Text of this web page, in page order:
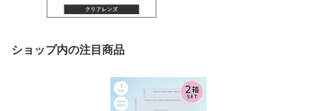
ショップ内の注目商品